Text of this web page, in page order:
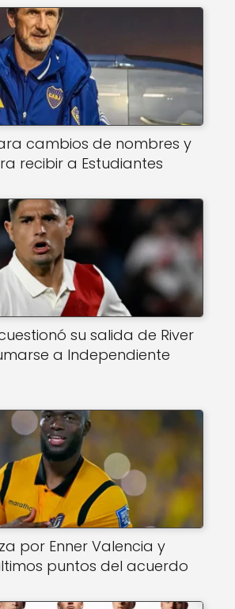
cambios de nombres y
recibir a Estudiantes
su salida de River
a Independiente
por Enner Valencia y
puntos del acuerdo